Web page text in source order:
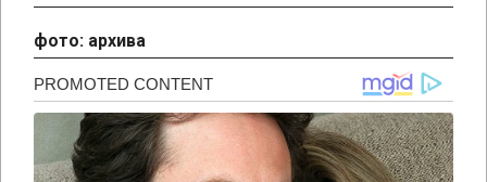
фото: архива